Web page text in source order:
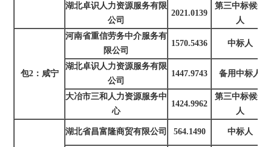
湖北卓识人力资源服务有限
公司
2021.0139
第三中标候选
人
包2：咸宁
河南省重信劳务中介服务有
限公司
1570.5436 中标人
湖北卓识人力资源服务有限
公司
1447.9743 备用中标人
大冶市三和人力资源服务中
心
1424.9962
第三中标候选
人
湖北省昌富隆商贸有限公司 564.1490 中标人